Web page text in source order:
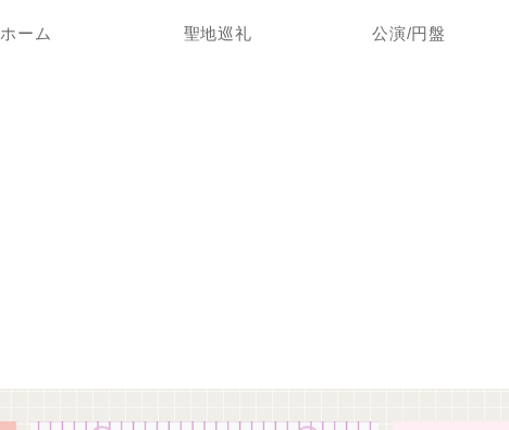
ホーム 聖地巡礼 公演/円盤